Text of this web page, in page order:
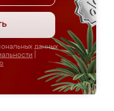
данных